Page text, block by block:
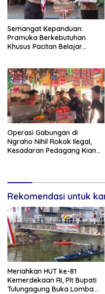
Semangat Kepanduan:
Pramuka Berkebutuhan
Khusus Pacitan Belajar
Operasi Gabungan di
Ngraho Nihil Rokok Ilegal,
Kesadaran Pedagang Kian
Rekomendasi untuk
Meriahkan HUT ke-81
Kemerdekaan RI, Plt Bupati
Tulungagung Buka Lomba